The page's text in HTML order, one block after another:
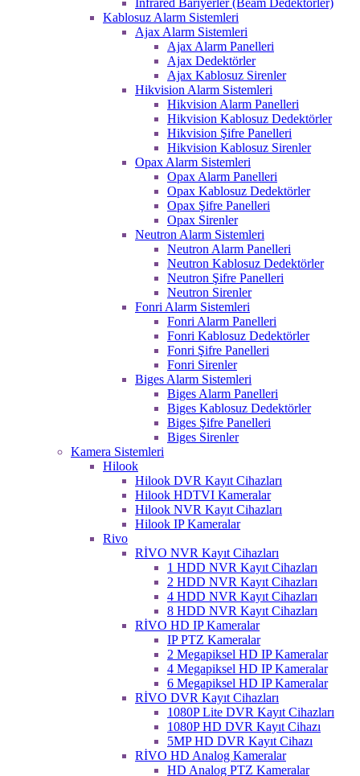
İnfrared Bariyerler (Beam Dedektörler)
Kablosuz Alarm Sistemleri
Ajax Alarm Sistemleri
Ajax Alarm Panelleri
Ajax Dedektörler
Ajax Kablosuz Sirenler
Hikvision Alarm Sistemleri
Hikvision Alarm Panelleri
Hikvision Kablosuz Dedektörler
Hikvision Şifre Panelleri
Hikvision Kablosuz Sirenler
Opax Alarm Sistemleri
Opax Alarm Panelleri
Opax Kablosuz Dedektörler
Opax Şifre Panelleri
Opax Sirenler
Neutron Alarm Sistemleri
Neutron Alarm Panelleri
Neutron Kablosuz Dedektörler
Neutron Şifre Panelleri
Neutron Sirenler
Fonri Alarm Sistemleri
Fonri Alarm Panelleri
Fonri Kablosuz Dedektörler
Fonri Şifre Panelleri
Fonri Sirenler
Biges Alarm Sistemleri
Biges Alarm Panelleri
Biges Kablosuz Dedektörler
Biges Şifre Panelleri
Biges Sirenler
Kamera Sistemleri
Hilook
Hilook DVR Kayıt Cihazları
Hilook HDTVI Kameralar
Hilook NVR Kayıt Cihazları
Hilook IP Kameralar
Rivo
RİVO NVR Kayıt Cihazları
1 HDD NVR Kayıt Cihazları
2 HDD NVR Kayıt Cihazları
4 HDD NVR Kayıt Cihazları
8 HDD NVR Kayıt Cihazları
RİVO HD IP Kameralar
IP PTZ Kameralar
2 Megapiksel HD IP Kameralar
4 Megapiksel HD IP Kameralar
6 Megapiksel HD IP Kameralar
RİVO DVR Kayıt Cihazları
1080P Lite DVR Kayıt Cihazları
1080P HD DVR Kayıt Cihazı
5MP HD DVR Kayıt Cihazı
RİVO HD Analog Kameralar
HD Analog PTZ Kameralar